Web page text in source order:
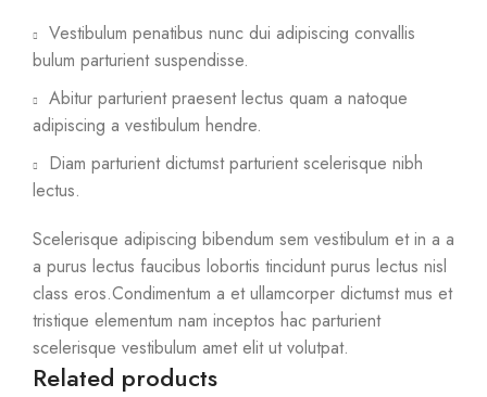
Vestibulum penatibus nunc dui adipiscing convallis
bulum parturient suspendisse.
Abitur parturient praesent lectus quam a natoque
adipiscing a vestibulum hendre.
Diam parturient dictumst parturient scelerisque nibh
lectus.
Scelerisque adipiscing bibendum sem vestibulum et in a a
a purus lectus faucibus lobortis tincidunt purus lectus nisl
class eros.Condimentum a et ullamcorper dictumst mus et
tristique elementum nam inceptos hac parturient
scelerisque vestibulum amet elit ut volutpat.
Related products